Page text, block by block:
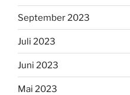
September 2023
Juli 2023
Juni 2023
Mai 2023